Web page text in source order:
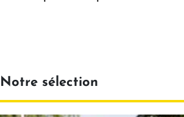
Notre sélection